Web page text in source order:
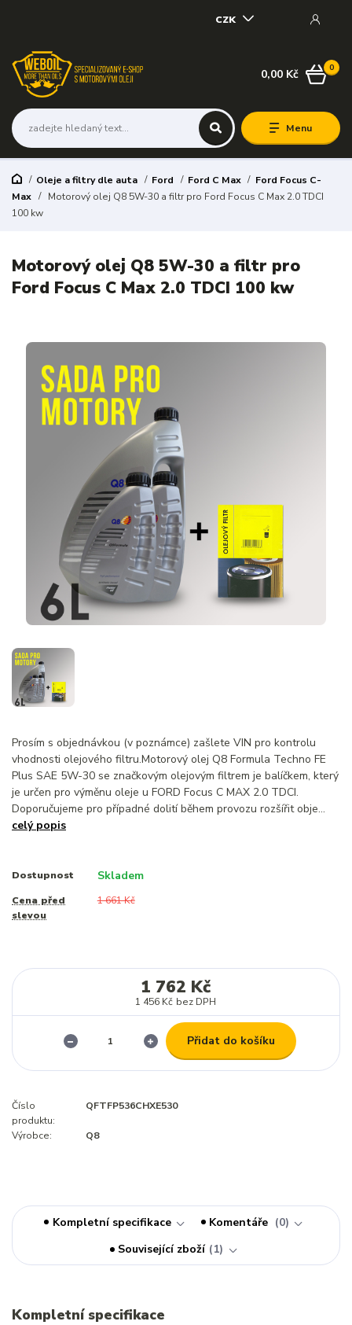
Menu
CZK
0
0,00 Kč
Oleje a filtry dle auta Ford Ford C Max
Ford Focus C-
Max
Motorový olej Q8 5W-30 a filtr pro Ford Focus C Max 2.0 TDCI
100 kw
Motorový olej Q8 5W-30 a filtr pro
Ford Focus C Max 2.0 TDCI 100 kw
Prosím s objednávkou (v poznámce) zašlete VIN pro kontrolu
vhodnosti olejového filtru.Motorový olej Q8 Formula Techno FE
Plus SAE 5W-30 se značkovým olejovým filtrem je balíčkem, který
je určen pro výměnu oleje u FORD Focus C MAX 2.0 TDCI.
Doporučujeme pro případné dolití během provozu rozšířit obje...
celý popis
Dostupnost Skladem
Cena před
slevou
1 661 Kč
1 762 Kč
1 456 Kč bez DPH
Přidat do košíku
Číslo
produktu:
QFTFP536CHXE530
Výrobce: Q8
Kompletní specifikace Komentáře
0
Související zboží
1
Kompletní specifikace